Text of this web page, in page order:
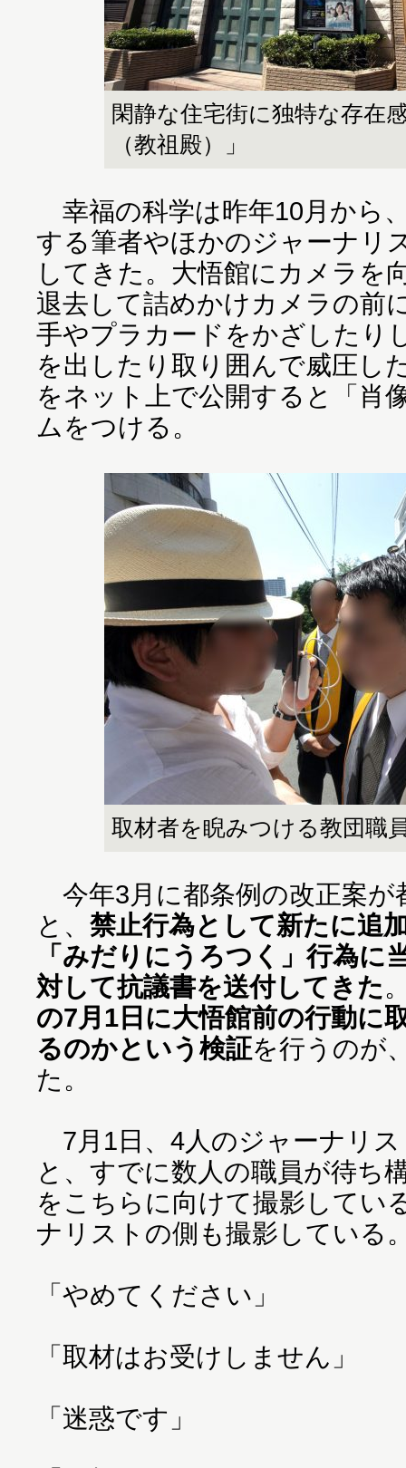
閑静な住宅街に独特な存在
（教祖殿）」
幸福の科学は昨年10月から
する筆者やほかのジャーナリ
してきた。大悟館にカメラを
退去して詰めかけカメラの前
手やプラカードをかざしたり
を出したり取り囲んで威圧し
をネット上で公開すると「肖
ムをつける。
取材者を睨みつける教団職
今年3月に都条例の改正案が
と、 禁止行為として新たに追
「みだりにうろつく」行為に
対して抗議書を送付してきた
の7月1日に大悟館前の行動に
るのかという検証を行うのが
た。
7月1日、4人のジャーナリ
と、すでに数人の職員が待ち
をこちらに向けて撮影してい
ナリストの側も撮影している
「やめてください」
「取材はお受けしません」
「迷惑です」